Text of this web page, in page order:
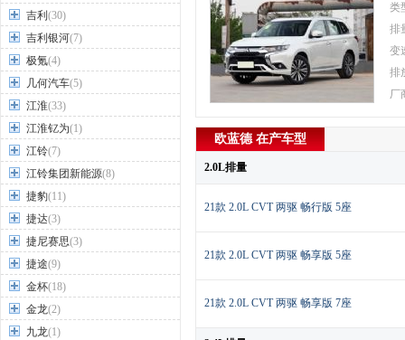
吉利 (30)
吉利银河(7)
极氪(4)
几何汽车(5)
江淮(33)
江淮钇为(1)
江铃(7)
江铃集团新能源(8)
捷豹(11)
捷达(3)
捷尼赛思(3)
捷途(9)
金杯(18)
金龙(2)
九龙(1)
类
排
变
排
厂
欧蓝德 在产车型
2.0L排量
21款 2.0L CVT 两驱 畅行版 5座
21款 2.0L CVT 两驱 畅享版 5座
21款 2.0L CVT 两驱 畅享版 7座